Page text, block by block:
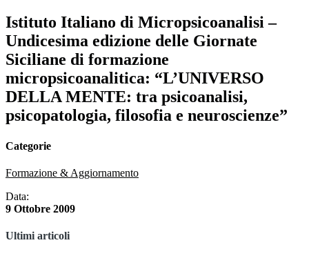
Istituto Italiano di Micropsicoanalisi –
Undicesima edizione delle Giornate
Siciliane di formazione
micropsicoanalitica: “L’UNIVERSO
DELLA MENTE: tra psicoanalisi,
psicopatologia, filosofia e neuroscienze”
Categorie
Formazione & Aggiornamento
Data:
9 Ottobre 2009
Ultimi articoli